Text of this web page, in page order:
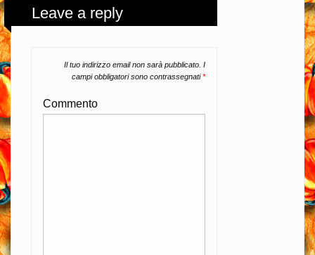
Leave a reply
Il tuo indirizzo email non sarà pubblicato. I
campi obbligatori sono contrassegnati*
Commento